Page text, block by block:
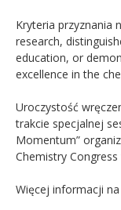
Kryteria przyznania
research,
education, or
excellence in the
Uroczystość
trakcie specjalnej
Momentum”
Chemistry
Więcej informacji na